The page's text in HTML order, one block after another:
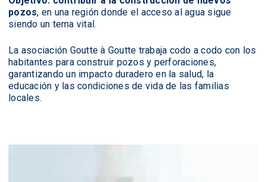
pozos, en una región donde el acceso al agua sigue
siendo un tema vital.
La asociación Goutte à Goutte trabaja codo a codo con los
habitantes para construir pozos y perforaciones,
garantizando un impacto duradero en la salud, la
educación y las condiciones de vida de las familias
locales.